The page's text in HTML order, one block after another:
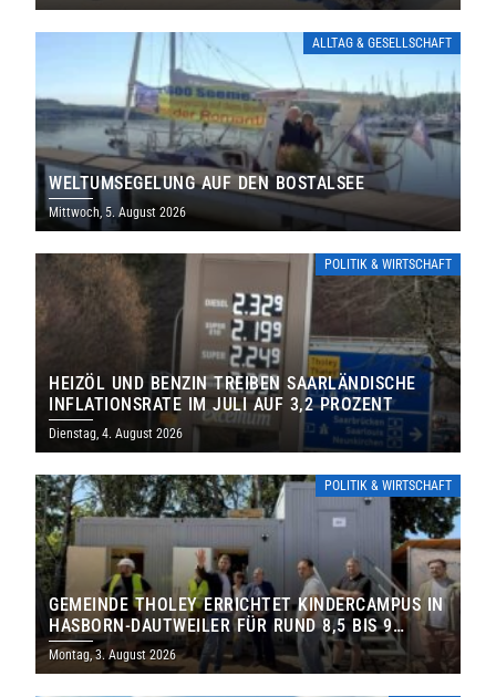
ALLTAG & GESELLSCHAFT
WELTUMSEGELUNG AUF DEN BOSTALSEE
Mittwoch, 5. August 2026
POLITIK & WIRTSCHAFT
HEIZÖL UND BENZIN TREIBEN SAARLÄNDISCHE
INFLATIONSRATE IM JULI AUF 3,2 PROZENT
Dienstag, 4. August 2026
POLITIK & WIRTSCHAFT
GEMEINDE THOLEY ERRICHTET KINDERCAMPUS IN
HASBORN-DAUTWEILER FÜR RUND 8,5 BIS 9
MILLIONEN EURO
Montag, 3. August 2026